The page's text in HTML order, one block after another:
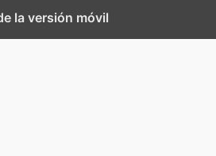
la versión móvil